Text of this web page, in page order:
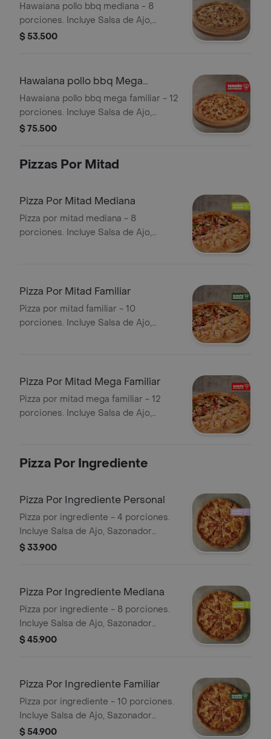
Hawaiana pollo bbq mediana - 8
porciones. Incluye Salsa de Ajo,
Sazonador Pimienta Roja y
$ 53.500
Hawaiana pollo bbq Mega
Familiar
Hawaiana pollo bbq mega familiar - 12
porciones. Incluye Salsa de Ajo,
Sazonador Pimienta Roja y
$ 75.500
Pizzas Por Mitad
Pizza Por Mitad Mediana
Pizza por mitad mediana - 8
porciones. Incluye Salsa de Ajo,
Pizza Por Mitad Familiar
Pizza por mitad familiar - 10
porciones. Incluye Salsa de Ajo,
Pizza Por Mitad Mega Familiar
Pizza por mitad mega familiar - 12
porciones. Incluye Salsa de Ajo,
Pizza Por Ingrediente
Pizza Por Ingrediente Personal
Pizza por ingrediente - 4 porciones.
Incluye Salsa de Ajo, Sazonador
Pimienta Roja y Pepperoncini.
$ 33.900
Pizza Por Ingrediente Mediana
Pizza por ingrediente - 8 porciones.
Incluye Salsa de Ajo, Sazonador
Pimienta Roja y Pepperoncini.
$ 45.900
Pizza Por Ingrediente Familiar
Pizza por ingrediente - 10 porciones.
Incluye Salsa de Ajo, Sazonador
Pimienta Roja y Pepperoncini.
$ 54.900